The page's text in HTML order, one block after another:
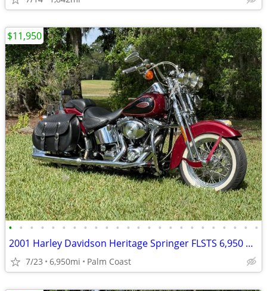
• • • • • • • • • • • • • • • • • • • • • • • •
2001 Harley Davidson Heritage Springer FLSTS 6,950 miles,
7/23 6,950mi Palm Coast
$11,950